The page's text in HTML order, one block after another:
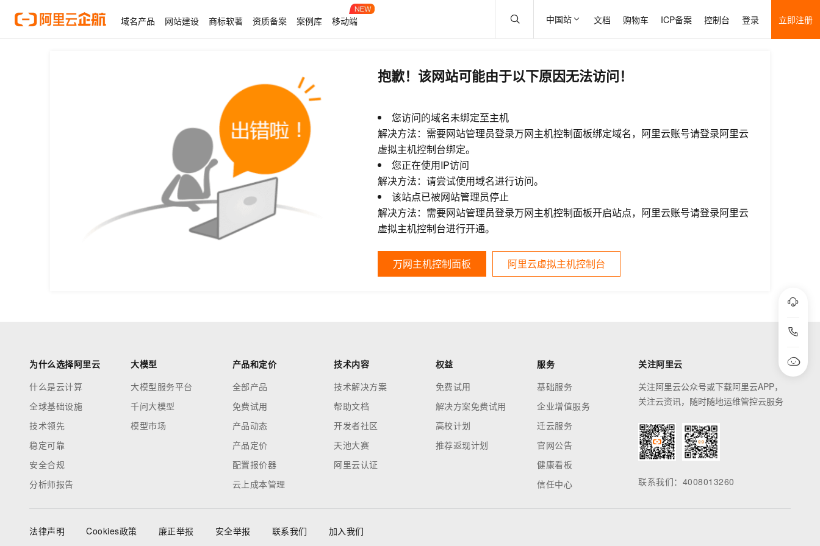
域名产品 网站建设 商标软著 资质备案 案例库 移动端 中国站 文档 购物车 ICP备案 控制台 登录 立即注册
抱歉！该网站可能由于以下原因无法访问！
您访问的域名未绑定至主机
解决方法：需要网站管理员登录万网主机控制面板绑定域名，阿里云账号请登录阿里云
虚拟主机控制台绑定。
您正在使用IP访问
解决方法：请尝试使用域名进行访问。
该站点已被网站管理员停止
解决方法：需要网站管理员登录万网主机控制面板开启站点，阿里云账号请登录阿里云
虚拟主机控制台进行开通。
万网主机控制面板 阿里云虚拟主机控制台